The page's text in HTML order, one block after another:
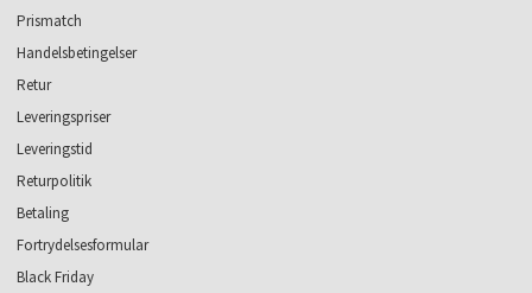
Prismatch
Handelsbetingelser
Retur
Leveringspriser
Leveringstid
Returpolitik
Betaling
Fortrydelsesformular
Black Friday